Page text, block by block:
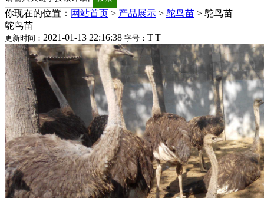
你现在的位置： 网站首页 > 产品展示 > 鸵鸟苗 > 鸵鸟苗
鸵鸟苗
更新时间： 2021-01-13 22:16:38 字号： T|T